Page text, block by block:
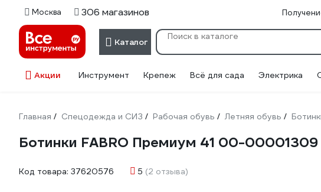
Москва 306 магазинов
Каталог
Акции Инструмент Крепеж Всё для сада Электрика
Главная / Спецодежда и СИЗ / Рабочая обувь / Летняя обувь /
Ботинки FABRO Премиум 41 00-00001309
Код товара: 37620576 5 (2 отзыва)